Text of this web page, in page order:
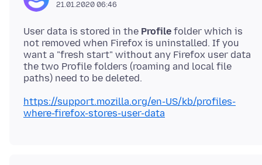
21.01.2020 06:46
User data is stored in the Profile folder which is
not removed when Firefox is uninstalled. If you
want a "fresh start" without any Firefox user data
the two Profile folders (roaming and local file
https://support.mozilla.org/en-US/kb/profiles-
where-firefox-stores-user-data